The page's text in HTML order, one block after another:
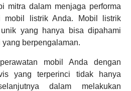
mitra dalam menjaga performa
listrik Anda. Mobil listrik
yang hanya bisa dipahami
berpengalaman.
mobil Anda dengan
yang terperinci tidak hanya
dalam melakukan